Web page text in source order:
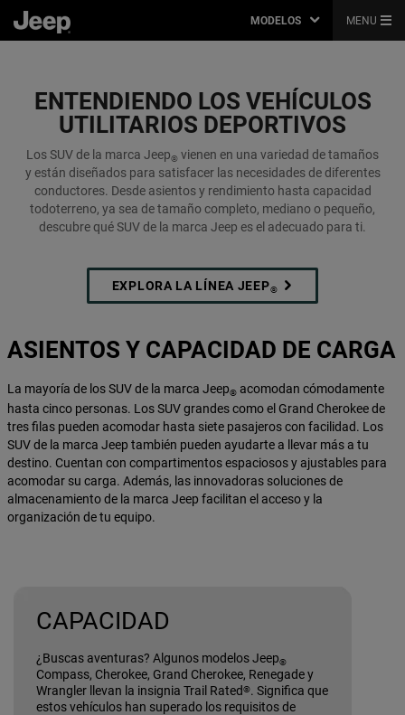
MODELOS MENU
,
ENTENDIENDO LOS VEHÍCULOS
UTILITARIOS DEPORTIVOS
Los SUV de la marca Jeep® vienen en una variedad de tamaños
y están diseñados para satisfacer las necesidades de diferentes
conductores. Desde asientos y rendimiento hasta capacidad
todoterreno, ya sea de tamaño completo, mediano o pequeño,
descubre qué SUV de la marca Jeep es el adecuado para ti.
EXPLORA LA LÍNEA JEEP®
ASIENTOS Y CAPACIDAD DE CARGA
La mayoría de los SUV de la marca Jeep® acomodan cómodamente
hasta cinco personas. Los SUV grandes como el Grand Cherokee de
tres filas pueden acomodar hasta siete pasajeros con facilidad. Los
SUV de la marca Jeep también pueden ayudarte a llevar más a tu
destino. Cuentan con compartimentos espaciosos y ajustables para
acomodar su carga. Además, las innovadoras soluciones de
almacenamiento de la marca Jeep facilitan el acceso y la
organización de tu equipo.
CAPACIDAD
¿Buscas aventuras? Algunos modelos Jeep®
Compass, Cherokee, Grand Cherokee, Renegade y
Wrangler llevan la insignia Trail Rated®. Significa que
estos vehículos han superado los requisitos de